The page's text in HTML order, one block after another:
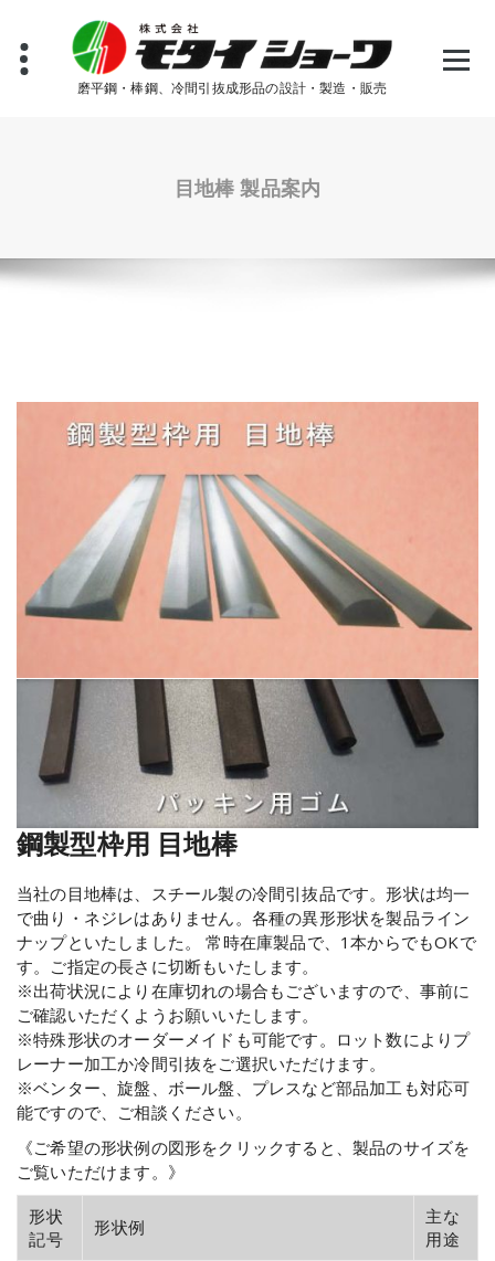
磨平鋼・棒鋼、冷間引抜成形品の設計・製造・販売
目地棒 製品案内
鋼製型枠用 目地棒
当社の目地棒は、スチール製の冷間引抜品です。形状は均一
で曲り・ネジレはありません。各種の異形形状を製品ライン
ナップといたしました。 常時在庫製品で、1本からでもOKで
す。ご指定の長さに切断もいたします。
※出荷状況により在庫切れの場合もございますので、事前に
ご確認いただくようお願いいたします。
※特殊形状のオーダーメイドも可能です。ロット数によりプ
レーナー加工か冷間引抜をご選択いただけます。
※ベンター、旋盤、ボール盤、プレスなど部品加工も対応可
能ですので、ご相談ください。
《ご希望の形状例の図形をクリックすると、製品のサイズを
ご覧いただけます。》
形状
記号
形状例
主な
用途